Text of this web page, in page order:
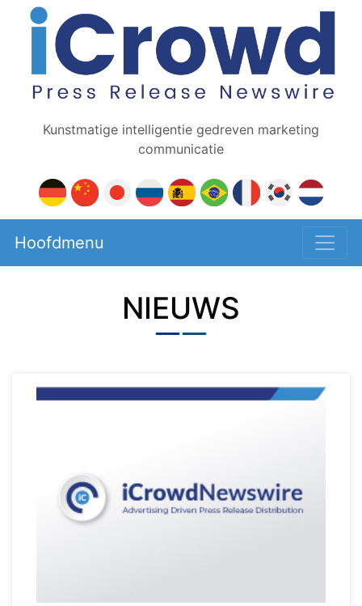
Kunstmatige intelligentie gedreven marketing
communicatie
Hoofdmenu
NIEUWS